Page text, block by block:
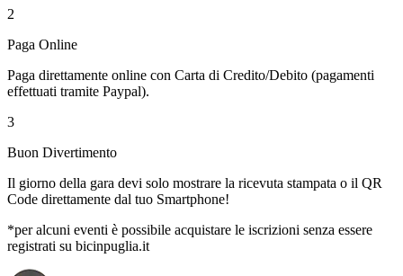
2
Paga Online
Paga direttamente online con Carta di Credito/Debito (pagamenti
effettuati tramite Paypal).
3
Buon Divertimento
Il giorno della gara devi solo mostrare la ricevuta stampata o il QR
Code direttamente dal tuo Smartphone!
*per alcuni eventi è possibile acquistare le iscrizioni senza essere
registrati su bicinpuglia.it